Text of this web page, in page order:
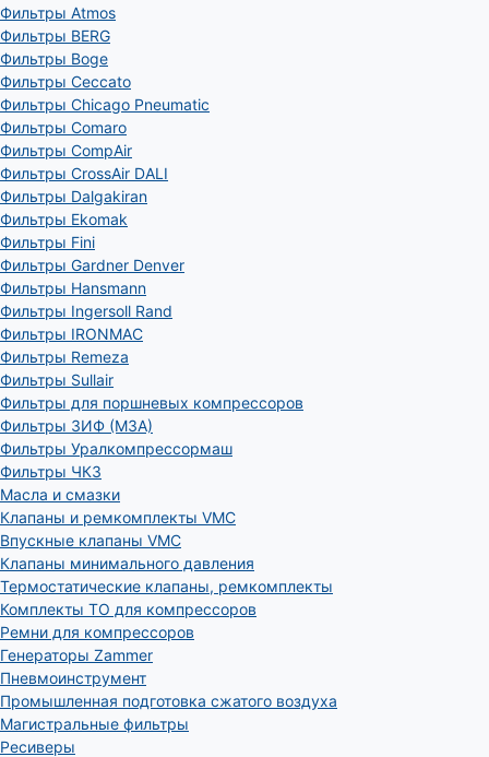
Фильтры Atmos
Фильтры BERG
Фильтры Boge
Фильтры Ceccato
Фильтры Chicago Pneumatic
Фильтры Comaro
Фильтры CompAir
Фильтры CrossAir DALI
Фильтры Dalgakiran
Фильтры Ekomak
Фильтры Fini
Фильтры Gardner Denver
Фильтры Hansmann
Фильтры Ingersoll Rand
Фильтры IRONMAC
Фильтры Remeza
Фильтры Sullair
Фильтры для поршневых компрессоров
Фильтры ЗИФ (МЗА)
Фильтры Уралкомпрессормаш
Фильтры ЧКЗ
Масла и смазки
Клапаны и ремкомплекты VMC
Впускные клапаны VMC
Клапаны минимального давления
Термостатические клапаны, ремкомплекты
Комплекты ТО для компрессоров
Ремни для компрессоров
Генераторы Zammer
Пневмоинструмент
Промышленная подготовка сжатого воздуха
Магистральные фильтры
Ресиверы